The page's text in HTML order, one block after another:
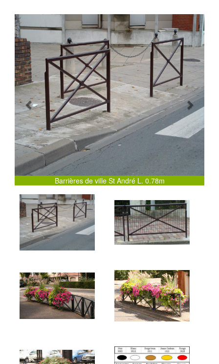
Barrières de ville St André L. 0.78m
Previous Next